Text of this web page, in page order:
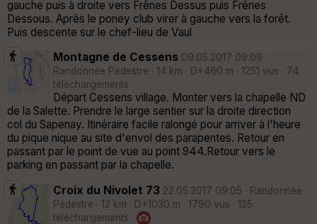
gauche puis à droite vers Frênes Dessus puis Frênes
Dessous. Après le poney club virer à gauche vers la forêt.
Puis descente sur le chef-lieu de Vaul
Montagne de Cessens 09.05.2017 09:09 ·
Randonnée Pédestre · 14 km · D+460 m · 1251 vus · 74
téléchargements ·
Départ Cessens village. Monter vers la chapelle ND
de la Salette. Prendre le large sentier sur la droite direction
col du Sapenay. Itinéraire facile ralongé pour arriver à l'heure
du pique nique au site d'envol des parapentes. Retour en
passant par le point de vue au point 944.Retour vers le
parking en passant par la chapelle.
Croix du Nivolet 73 22.05.2017 09:05 · Randonnée
Pédestre · 12 km · D+1030 m · 1790 vus · 125
téléchargements ·
·